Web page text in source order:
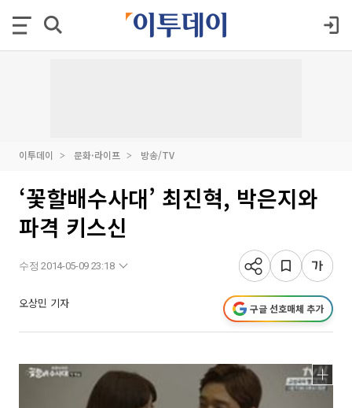
이투데이 문화·라이프 방송/TV
‘꽃할배수사대’ 최진혁, 박은지와
파격 키스신
수정 2014-05-09 23:18
오상민 기자 구글 선호매체 추가